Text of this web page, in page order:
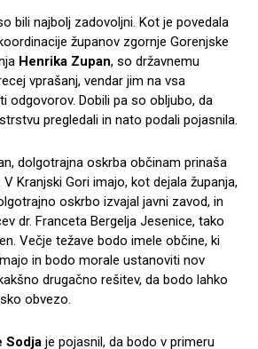
bili najbolj zadovoljni. Kot je povedala
županov zgornje Gorenjske
Henrika Zupan, so državnemu
vprašanj, vendar jim na vsa
odgovorov. Dobili pa so obljubo, da
pregledali in nato podali pojasnila.
dolgotrajna oskrba občinam prinaša
Kranjski Gori imajo, kot dejala županja,
oskrbo izvajal javni zavod, in
dr. Franceta Bergelja Jesenice, tako
Večje težave bodo imele občine, ki
in bodo morale ustanoviti nov
drugačno rešitev, da bodo lahko
obvezo.
Sodja je pojasnil, da bodo v primeru